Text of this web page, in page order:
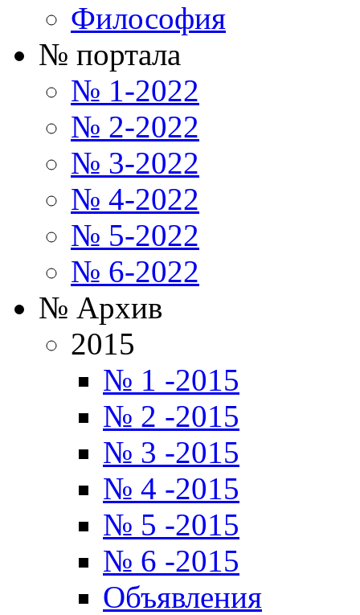
Философия
№ портала
№ 1-2022
№ 2-2022
№ 3-2022
№ 4-2022
№ 5-2022
№ 6-2022
№ Архив
2015
№ 1 -2015
№ 2 -2015
№ 3 -2015
№ 4 -2015
№ 5 -2015
№ 6 -2015
Объявления